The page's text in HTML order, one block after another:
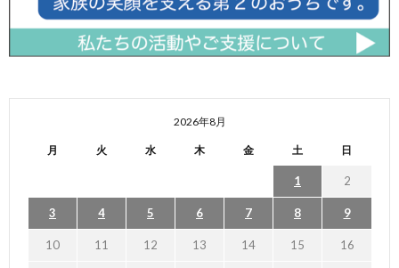
2026年8月
月 火 水 木 金 土 日
1 2
3 4 5 6 7 8 9
10 11 12 13 14 15 16